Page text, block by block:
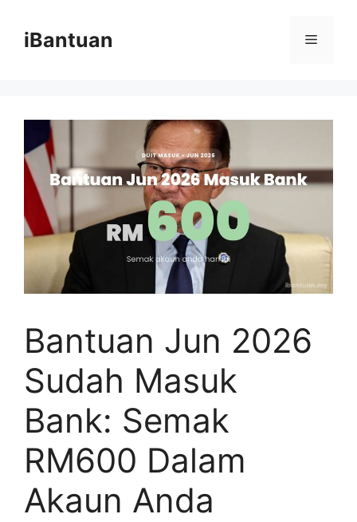
contentiBantuan Menu
Bantuan Jun 2026
Sudah Masuk
Bank: Semak
RM600 Dalam
Akaun Anda